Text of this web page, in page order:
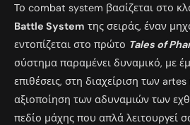
Το combat system βασίζεται στο
Battle System της σειράς, έναν
εντοπίζεται στο πρώτο Tales of
σύστημα παραμένει δυναμικό, με
επιθέσεις, στη διαχείριση των
αξιοποίηση των αδυναμιών των
πεδίο μάχης που απλά λειτουργεί